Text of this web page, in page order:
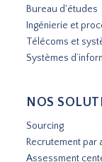
Bureau d'études
Ingénierie et
Télécoms et
Systèmes
NOS
Sourcing
Recrutement par
Assessment